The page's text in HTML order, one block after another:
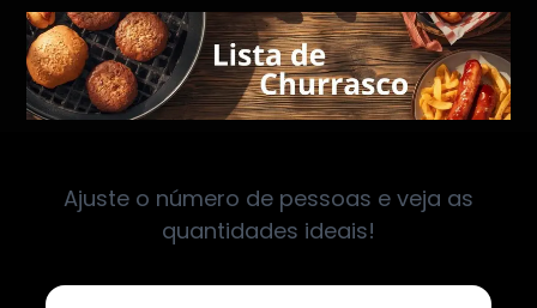
Ajuste o número de pessoas e veja as
quantidades ideais!